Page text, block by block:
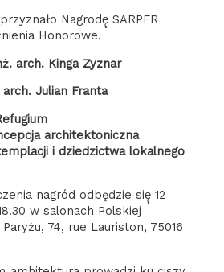
Nagrodę̨ SARPFR
Honorowe.
arch. Kinga Zyznar
arch. Julian Franta
architektoniczna
i dziedzictwa lokalnego
nagród odbędzie się̨ 12
w salonach Polskiej
74, rue Lauriston, 75016